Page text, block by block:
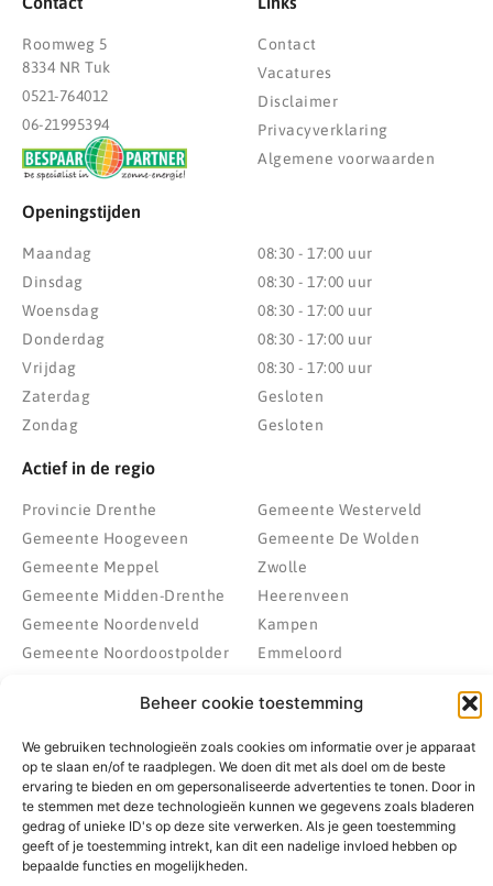
Beheer cookie toestemming
We gebruiken technologieën zoals cookies om informatie over je apparaat
op te slaan en/of te raadplegen. We doen dit met als doel om de beste
ervaring te bieden en om gepersonaliseerde advertenties te tonen. Door in
te stemmen met deze technologieën kunnen we gegevens zoals bladeren
gedrag of unieke ID's op deze site verwerken. Als je geen toestemming
geeft of je toestemming intrekt, kan dit een nadelige invloed hebben op
bepaalde functies en mogelijkheden.
Roomweg 5
8334 NR Tuk
0521-764012
06-21995394
Contact
Vacatures
Disclaimer
Privacyverklaring
Algemene voorwaarden
Openingstijden
Maandag
Dinsdag
Woensdag
Donderdag
Vrijdag
Zaterdag
Zondag
08:30 - 17:00 uur
08:30 - 17:00 uur
08:30 - 17:00 uur
08:30 - 17:00 uur
08:30 - 17:00 uur
Gesloten
Gesloten
Actief in de regio
Provincie Drenthe
Gemeente Hoogeveen
Gemeente Meppel
Gemeente Midden-Drenthe
Gemeente Noordenveld
Gemeente Noordoostpolder
Gemeente Weststellingwerf
Gemeente Westerveld
Gemeente De Wolden
Zwolle
Heerenveen
Kampen
Emmeloord
© 2022 - 2026 BespaarPartner | Alle rechten voorbehouden